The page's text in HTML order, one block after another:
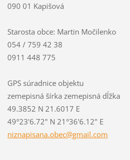
090 01 Kapišová
Starosta obce: Martin Močilenko
054 / 759 42 38
0911 448 775
GPS súradnice objektu
zemepisná šírka zemepisná dĺžka
49.3852 N 21.6017 E
49°23'6.72" N 21°36'6.12" E
niznapisana.obec@gmail.com